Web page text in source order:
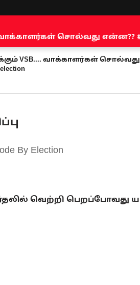
வாக்காளர்கள் சொல்வது என்ன??
VSB.... வாக்காளர்கள் சொல்வது
By Election
வெற்றி பெறப்போவது